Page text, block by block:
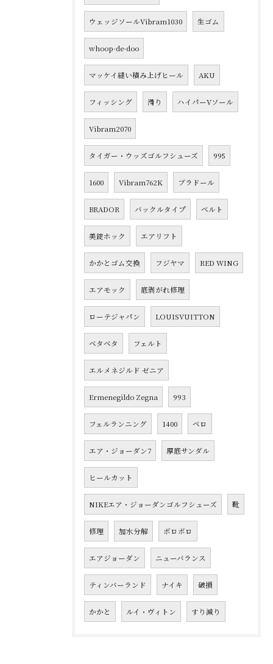
ウェッジソールVibram1030 生ゴム
whoop-de-doo
マッケイ縫い積み上げヒール AKU
フィッシング 滑り ハイパーVソール
Vibram2070
タイガー・ウッズゴルフシューズ 995
1600 Vibram762K ブラドール
BRADOR バックルタイプ ベルト
美錠ホック エアリフト
かかとゴム交換 フジヤマ RED WING
エアモック 底剥がれ修理
ローテジャパン LOUISVUITTON
ベタベタ フェルト
エルメネジルド ゼニア
Ermenegildo Zegna 993
フェルランニング 1400 ベロ
エア・ジョーダン7 厚底サンダル
ヒールカット
NIKEエア・ジョーダンゴルフシューズ 靴
修理 加水分解 ボロボロ
エアジョーダン ニューバランス
ティンバーランド ナイキ 破損
かかと ルイ・ヴィトン すり減り